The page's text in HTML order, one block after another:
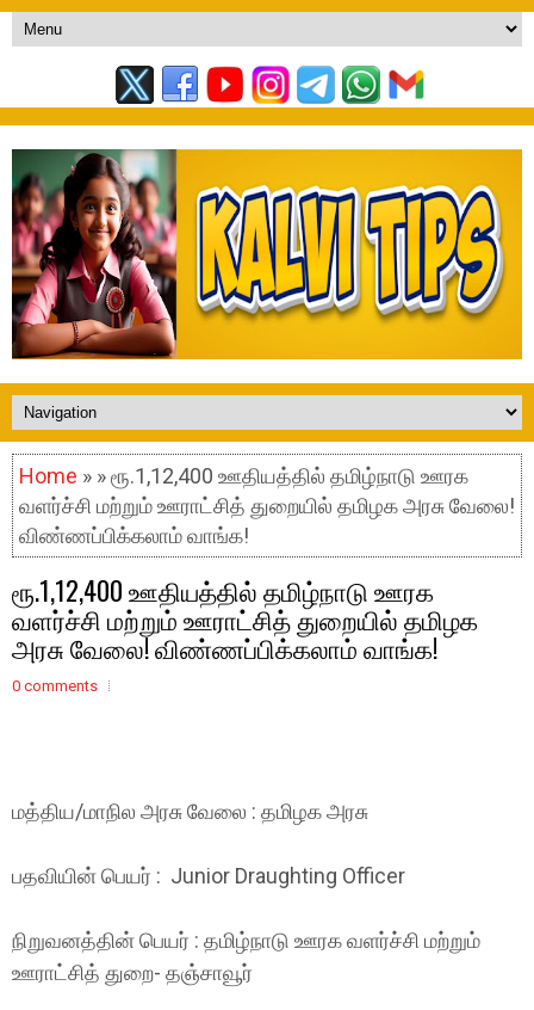
Home » » ரூ.1,12,400 ஊதியத்தில் தமிழ்நாடு ஊரக
வளர்ச்சி மற்றும் ஊராட்சித் துறையில் தமிழக அரசு வேலை!
விண்ணப்பிக்கலாம் வாங்க!
ரூ.1,12,400 ஊதியத்தில் தமிழ்நாடு ஊரக
வளர்ச்சி மற்றும் ஊராட்சித் துறையில் தமிழக
அரசு வேலை! விண்ணப்பிக்கலாம் வாங்க!
0 comments
மத்திய/மாநில அரசு வேலை : தமிழக அரசு
பதவியின் பெயர் : Junior Draughting Officer
நிறுவனத்தின் பெயர் : தமிழ்நாடு ஊரக வளர்ச்சி மற்றும்
ஊராட்சித் துறை- தஞ்சாவூர்